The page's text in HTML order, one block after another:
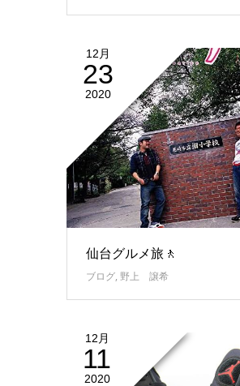
12月
23
2020
仙台グルメ旅🚶
ブログ, 野上 譲希
12月
11
2020